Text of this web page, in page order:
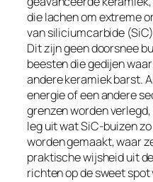
die lachen om extreme
van siliciumcarbide
Dit zijn geen doorsnee
beesten die gedijen
andere keramiek barst.
energie of een andere
grenzen worden
leg uit wat SiC-buizen
worden gemaakt, waar
praktische wijsheid uit
richten op de sweet